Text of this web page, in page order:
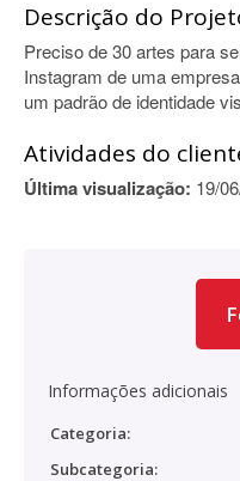
Descrição do
Preciso de 30 artes para
Instagram de uma
um padrão de identidade
Atividades do
Última visualização: 19/
Informações adicionais
Categoria:
Subcategoria: